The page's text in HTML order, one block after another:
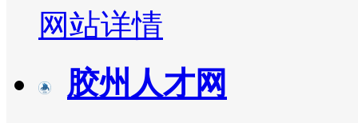
网站详情
胶州人才网